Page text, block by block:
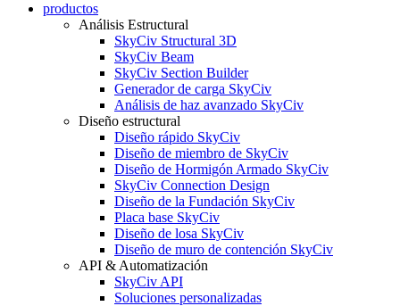
productos
Análisis Estructural
SkyCiv Structural 3D
SkyCiv Beam
SkyCiv Section Builder
Generador de carga SkyCiv
Análisis de haz avanzado SkyCiv
Diseño estructural
Diseño rápido SkyCiv
Diseño de miembro de SkyCiv
Diseño de Hormigón Armado SkyCiv
SkyCiv Connection Design
Diseño de la Fundación SkyCiv
Placa base SkyCiv
Diseño de losa SkyCiv
Diseño de muro de contención SkyCiv
API & Automatización
SkyCiv API
Soluciones personalizadas